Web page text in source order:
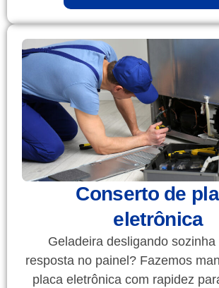
Conserto de
eletrônica
Geladeira desligando sozinha
resposta no painel? Fazemos
placa eletrônica com rapidez